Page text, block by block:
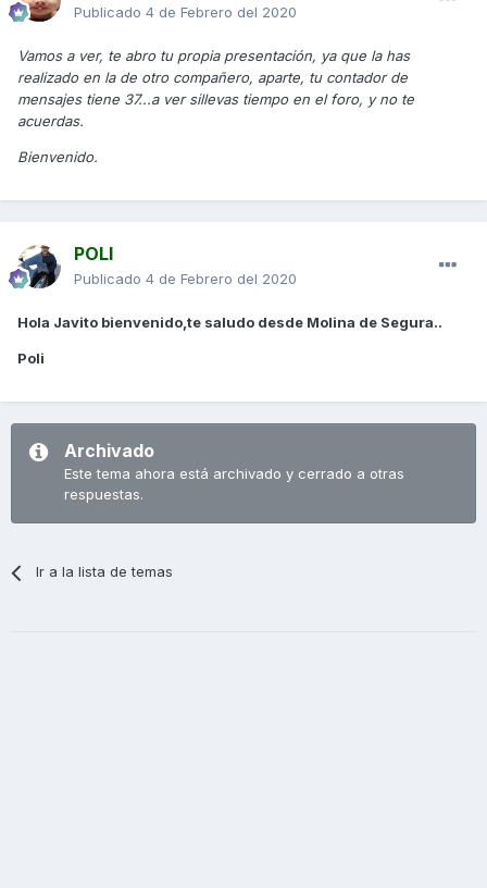
Publicado 4 de Febrero del 2020
Vamos a ver, te abro tu propia presentación, ya que la has
realizado en la de otro compañero, aparte, tu contador de
mensajes tiene 37...a ver sillevas tiempo en el foro, y no te
acuerdas.
Bienvenido.
POLI
Publicado 4 de Febrero del 2020
Hola Javito bienvenido,te saludo desde Molina de Segura..
Poli
Archivado
Este tema ahora está archivado y cerrado a otras
respuestas.
Ir a la lista de temas